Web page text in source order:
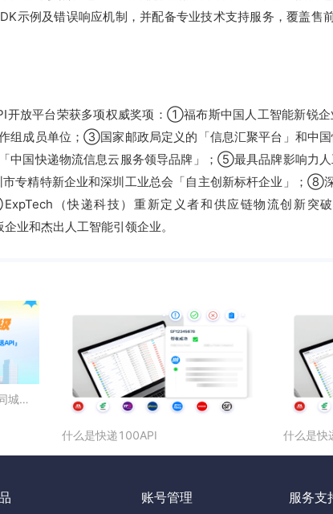
示例及错误响应机制，并配备专业技术支持服务，覆盖售
开放平台荣获多项权威奖项：①福布斯中国人工智能新锐
组成员单位；③国家邮政局定义的「信息汇聚平台」和中
中国快递物流信息云服务领导品牌」；⑤最具品牌影响力
专精特新企业和深圳工业总会「自主创新标杆企业」；⑧
（快递科技）重新定义者和供应链物流创新突
业和杰出人工智能引领企业。
一键呼叫全网骑手！快递100「同城急送API」重磅升级！
什么是快递100API 什么是快
账号管理 服务支